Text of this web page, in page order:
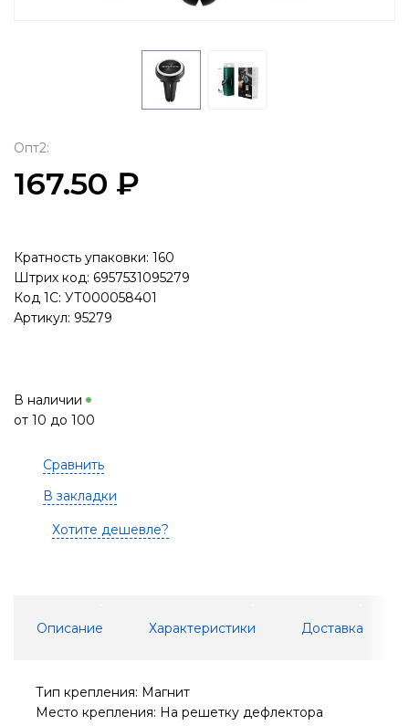
Опт2:
167.50 ₽
Кратность упаковки: 160
Штрих код: 6957531095279
Код 1С: УТ000058401
Артикул: 95279
В наличии
от 10 до 100
Сравнить
В закладки
Хотите дешевле?
Описание Характеристики Доставка
Тип крепления: Магнит
Место крепления: На решетку дефлектора